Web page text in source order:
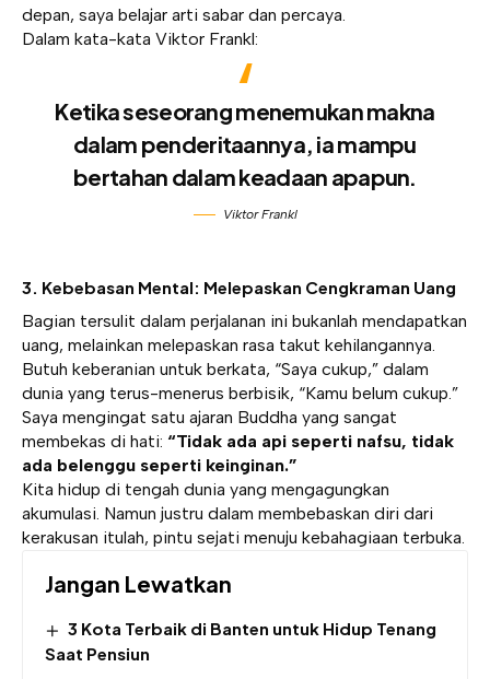
depan, saya belajar arti sabar dan percaya.
Dalam kata-kata Viktor Frankl:
Ketika seseorang menemukan makna
dalam penderitaannya, ia mampu
bertahan dalam keadaan apapun.
Viktor Frankl
3. Kebebasan Mental: Melepaskan Cengkraman Uang
Bagian tersulit dalam perjalanan ini bukanlah mendapatkan
uang, melainkan melepaskan rasa takut kehilangannya.
Butuh keberanian untuk berkata, “Saya cukup,” dalam
dunia yang terus-menerus berbisik, “Kamu belum cukup.”
Saya mengingat satu ajaran Buddha yang sangat
membekas di hati: “Tidak ada api seperti nafsu, tidak
ada belenggu seperti keinginan.”
Kita hidup di tengah dunia yang mengagungkan
akumulasi. Namun justru dalam membebaskan diri dari
kerakusan itulah, pintu sejati menuju kebahagiaan terbuka.
Jangan Lewatkan
3 Kota Terbaik di Banten untuk Hidup Tenang
Saat Pensiun